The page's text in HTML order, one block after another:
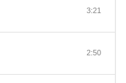
3:21
2:50